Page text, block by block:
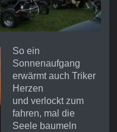
So ein
Sonnenaufgang
erwärmt auch Triker
Herzen
und verlockt zum
fahren, mal die
Seele baumeln